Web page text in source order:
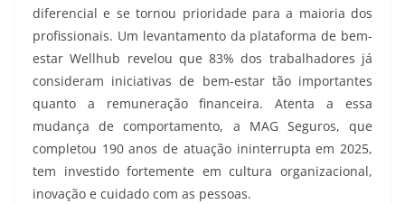
diferencial e se tornou prioridade para a maioria dos
profissionais. Um levantamento da plataforma de bem-
estar Wellhub revelou que 83% dos trabalhadores já
consideram iniciativas de bem-estar tão importantes
quanto a remuneração financeira. Atenta a essa
mudança de comportamento, a MAG Seguros, que
completou 190 anos de atuação ininterrupta em 2025,
tem investido fortemente em cultura organizacional,
inovação e cuidado com as pessoas.